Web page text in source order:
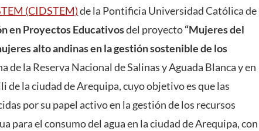
(CIDSTEM)de la Pontificia Universidad Católica de
en Proyectos Educativosdel proyecto“Mujeres del
alto andinas en la gestión sostenible de los
de la Reserva Nacional de Salinas y Aguada Blanca y en
de la ciudad de Arequipa, cuyo objetivo es que las
por su papel activo en la gestión de los recursos
para el consumo del agua en la ciudad de Arequipa, con